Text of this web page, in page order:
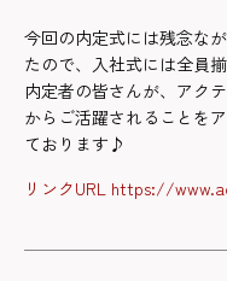
今回の内定式には残念な
たので、入社式には全員
内定者の皆さんが、アク
からご活躍されることを
ております♪
リンクURL https://